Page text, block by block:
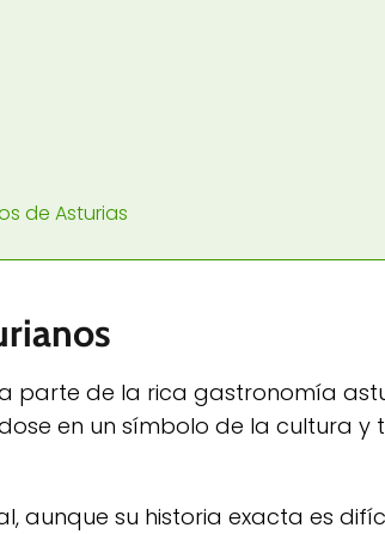
de Asturias
parte de la rica gastronomía
en un símbolo de la cultura y
aunque su historia exacta es